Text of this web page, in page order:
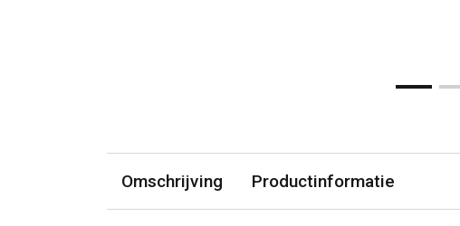
Omschrijving Productinformatie